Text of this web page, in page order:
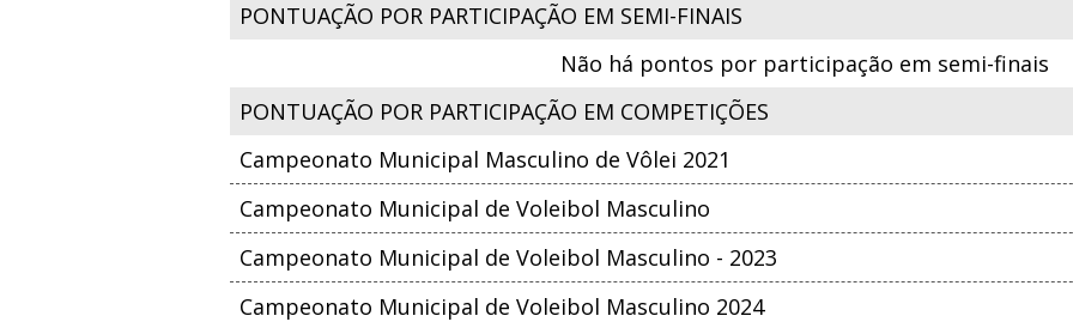
PONTUAÇÃO POR PARTICIPAÇÃO EM SEMI-FINAIS
Não há pontos por participação em semi-finais
PONTUAÇÃO POR PARTICIPAÇÃO EM COMPETIÇÕES
Campeonato Municipal Masculino de Vôlei 2021
Campeonato Municipal de Voleibol Masculino
Campeonato Municipal de Voleibol Masculino - 2023
Campeonato Municipal de Voleibol Masculino 2024